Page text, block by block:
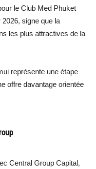
le Club Med Phuket
signe que la
les plus attractives de la
représente une étape
offre davantage orientée
Central Group Capital,